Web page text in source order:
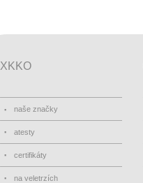
XKKO
naše značky
atesty
certifikáty
na veletrzích